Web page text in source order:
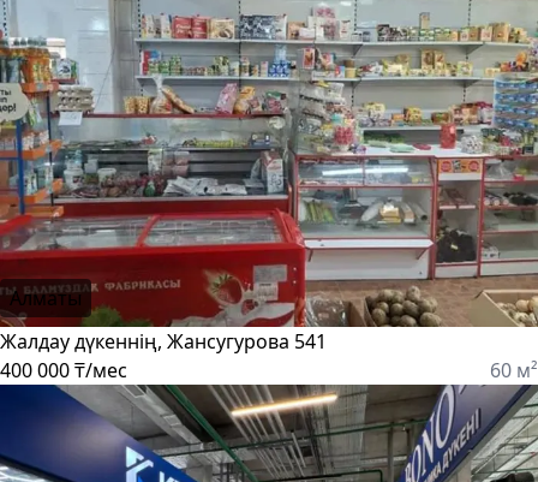
Алматы
Жалдау дүкеннің, Жансугурова 541
400 000 ₸/мес
60 м²